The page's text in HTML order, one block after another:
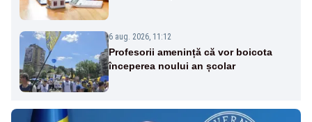
6 aug. 2026, 11:12
Profesorii amenință că vor boicota
începerea noului an școlar